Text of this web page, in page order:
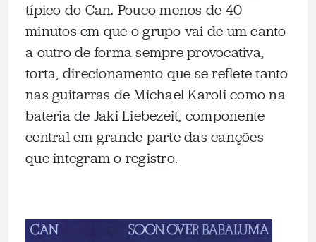
típico do Can. Pouco menos de 40
minutos em que o grupo vai de um canto
a outro de forma sempre provocativa,
torta, direcionamento que se reflete tanto
nas guitarras de Michael Karoli como na
bateria de Jaki Liebezeit, componente
central em grande parte das canções
que integram o registro.